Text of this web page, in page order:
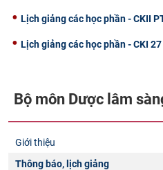
Lịch giảng các học phần - CKII
Lịch giảng các học phần - CKI
Bộ môn Dược lâm
Giới thiệu
Thông báo, lịch giảng